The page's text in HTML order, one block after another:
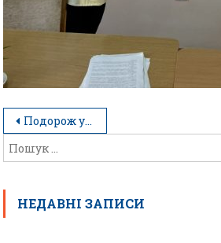
Подорож у часі крізь смак
НЕДАВНІ ЗАПИСИ